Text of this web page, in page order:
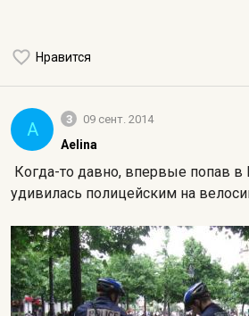
Нравится
A 3 09 сент. 2014
Aelina
Когда-то давно, впервые попав в
удивилась полицейским на